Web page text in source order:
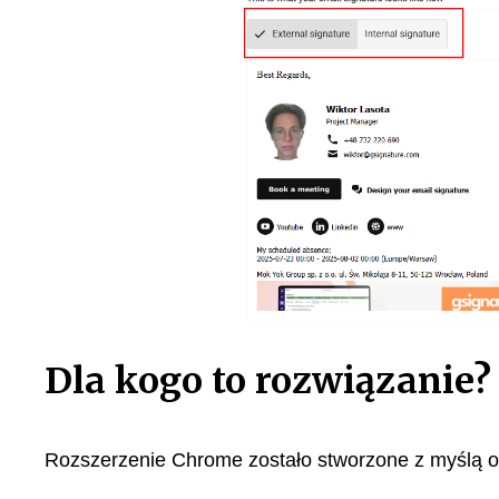
Dla kogo to rozwiązanie?
Rozszerzenie Chrome zostało stworzone z myślą